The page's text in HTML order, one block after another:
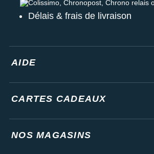
Colissimo, Chronopost, Chrono relais ou
Délais & frais de livraison
AIDE
CARTES CADEAUX
NOS MAGASINS